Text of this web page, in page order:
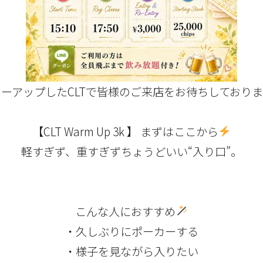
アップしたCLTで皆様のご来店をお待ちしており
【CLT Warm Up 3k】 まずはここから
軽すぎず、重すぎずちょうどいい“入り口”。
こんな人におすすめ
・久しぶりにポーカーする
・様子を見ながら入りたい